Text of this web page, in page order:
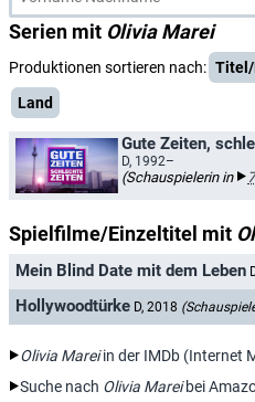
Serien mit Olivia Marei
Produktionen sortieren nach: Titel/
Land
Gute Zeiten,
D, 1992–
(Schauspielerin in
Spielfilme/Einzeltitel mit
Mein Blind Date mit dem Leben
Hollywoodtürke D, 2018
Olivia Mareiin der IMDb (Internet
Suche nach Olivia Mareibei